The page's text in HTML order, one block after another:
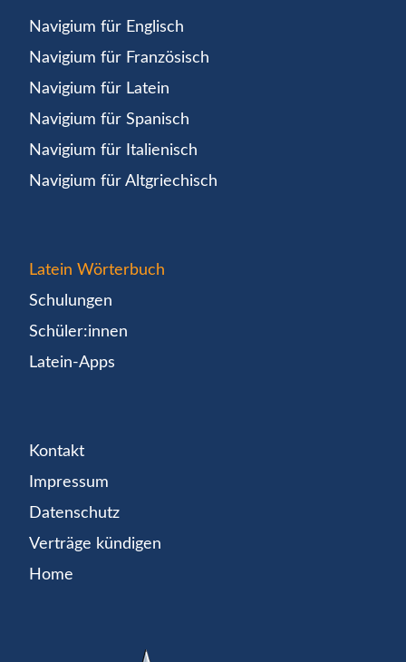
Navigium für Englisch
Navigium für Französisch
Navigium für Latein
Navigium für Spanisch
Navigium für Italienisch
Navigium für Altgriechisch
Latein Wörterbuch
Schulungen
Schüler:innen
Latein-Apps
Kontakt
Impressum
Datenschutz
Verträge kündigen
Home